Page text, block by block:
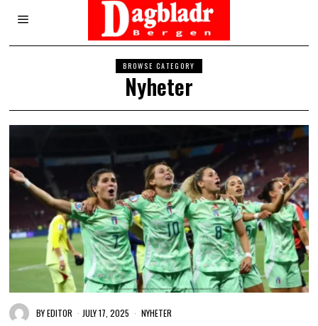
BROWSE CATEGORY
Nyheter
BYEDITOR JULY 17, 2025 NYHETER